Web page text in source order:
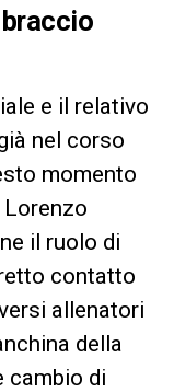
e il relativo
nel corso
momento
Lorenzo
il ruolo di
contatto
allenatori
della
cambio di